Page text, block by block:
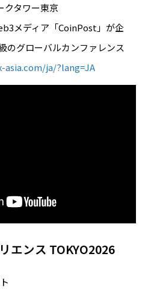
タワー東京
メディア「CoinPost」が企
のグローバルカンファレンス
ja/?lang=JA
エンス TOKYO2026